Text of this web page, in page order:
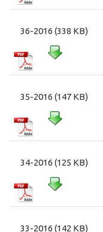
36-2016 (338 KB)
35-2016 (147 KB)
34-2016 (125 KB)
33-2016 (142 KB)